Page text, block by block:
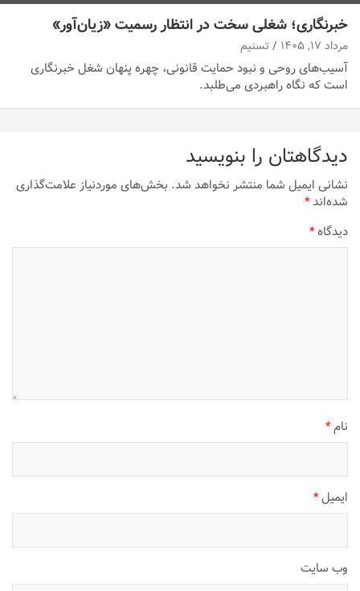
خبرنگاری؛ شغلی سخت در انتظار رسمیت «زیان‌آور»
مرداد ۱۷, ۱۴۰۵ تسنیم
آسیب‌های روحی و نبود حمایت قانونی، چهره پنهان شغل خبرنگاری
است که نگاه راهبردی می‌طلبد.
دیدگاهتان را بنویسید
نشانی ایمیل شما منتشر نخواهد شد.بخش‌های موردنیاز علامت‌گذاری
شده‌اند*
دیدگاه*
نام*
ایمیل*
وب‌ سایت